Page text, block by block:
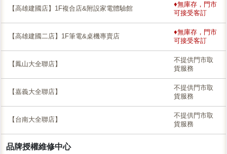
【高雄建國店】1F複合店&附設家電體驗館
♦無庫存，門市
可接受客訂
【高雄建國二店】1F筆電&桌機專賣店
♦無庫存，門市
可接受客訂
【鳳山大全聯店】
不提供門市取
貨服務
【嘉義大全聯店】
不提供門市取
貨服務
【台南大全聯店】
不提供門市取
貨服務
品牌授權維修中心